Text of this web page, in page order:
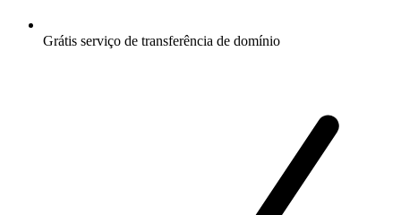
Grátis serviço de transferência de domínio